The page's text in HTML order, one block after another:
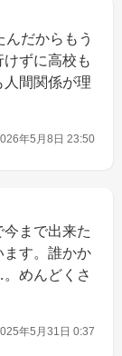
だからもう
ずに高校も
間関係が理
年5月8日 23:50
まで出来た
ます。誰かか
めんどくさ
年5月31日 0:37